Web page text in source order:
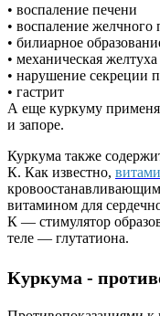
• воспаление печени
• воспаление желчного
• билиарное
• механическая желтуха
• нарушение секреции
• гастрит
А еще куркуму
и запоре.
Куркума также
К. Как известно,
витамином для
К — стимулятор
теле — глутатиона.
Куркума -